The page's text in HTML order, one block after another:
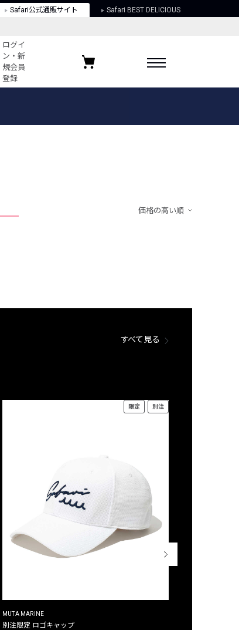
Safari公式通販サイト Safari BEST DELICIOUS
ログイ
ン・新
規会員
登録
お気に入りブランド
価格の高い順
すべて見る
限定 別注
MUTA MARINE
別注限定 ロゴキャップ